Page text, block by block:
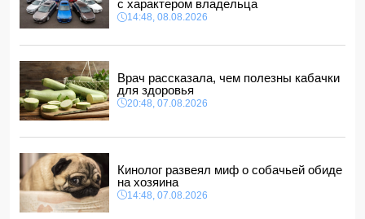
Азербайджан вновь подтвердил полную поддержку
10:10, 08.08.2026
с характером владельца
14:48, 08.08.2026
Врач рассказала, чем полезны кабачки
для здоровья
20:48, 07.08.2026
Кинолог развеял миф о собачьей обиде
на хозяина
14:48, 07.08.2026